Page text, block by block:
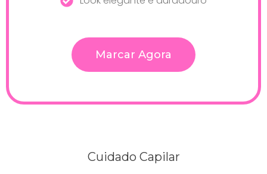
Marcar Agora
Cuidado Capilar